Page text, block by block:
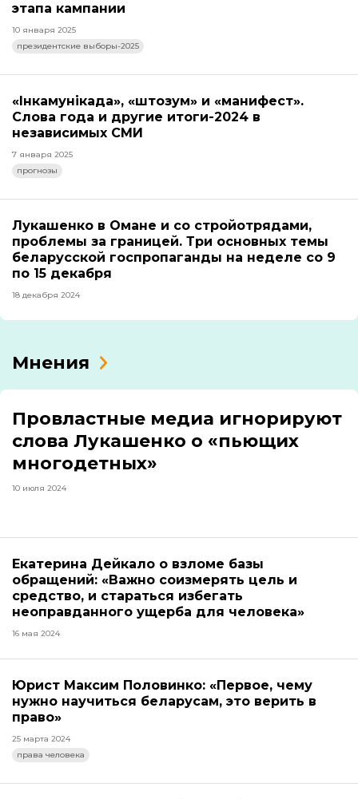
этапа кампании
10 января 2025
президентские выборы-2025
«Інкамунікада», «штозум» и «манифест».
Слова года и другие итоги-2024 в
независимых СМИ
7 января 2025
прогнозы
Лукашенко в Омане и со стройотрядами,
проблемы за границей. Три основных темы
беларусской госпропаганды на неделе со 9
по 15 декабря
18 декабря 2024
Мнения
Провластные медиа игнорируют
слова Лукашенко о «пьющих
многодетных»
10 июля 2024
Екатерина Дейкало о взломе базы
обращений: «Важно соизмерять цель и
средство, и стараться избегать
неоправданного ущерба для человека»
16 мая 2024
Юрист Максим Половинко: «Первое, чему
нужно научиться беларусам, это верить в
право»
25 марта 2024
права человека